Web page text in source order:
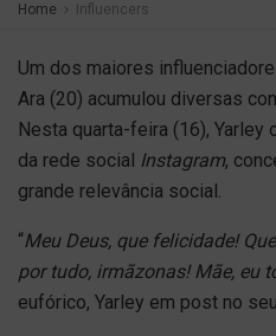
Home Influencers
Um dos maiores
Ara (20) acumulou diversas
Nesta quarta-feira (16),
da rede social Instagram,
grande relevância social.
“Meu Deus, que felicidade!
por tudo, irmãzonas! Mãe, eu
eufórico, Yarley em post no